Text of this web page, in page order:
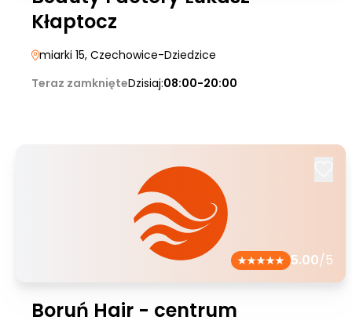
Kłaptocz
miarki 15, Czechowice-Dziedzice
Teraz zamknięteDzisiaj:08:00-20:00
5.00/5
Boruń Hair - centrum